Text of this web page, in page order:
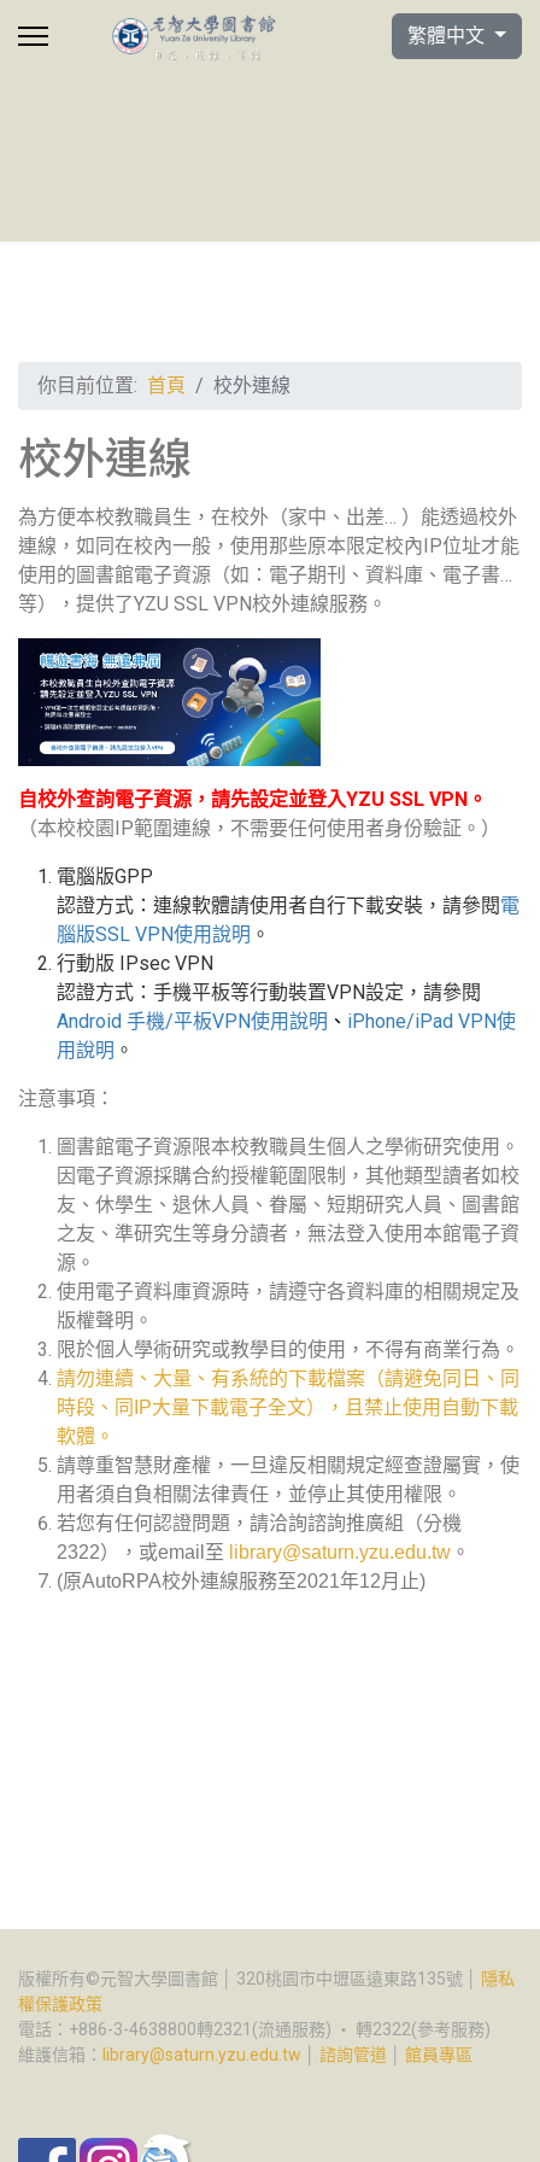
選擇你的語言
繁體中文
你目前位置: 首頁 校外連線
校外連線
為方便本校教職員生，在校外（家中、出差… ）能透過校外
連線，如同在校內一般，使用那些原本限定校內IP位址才能
使用的圖書館電子資源（如：電子期刊、資料庫、電子書…
等），提供了YZU SSL VPN校外連線服務。
自校外查詢電子資源，請先設定並登入YZU SSL VPN。
（本校校園IP範圍連線，不需要任何使用者身份驗証。）
電腦版GPP
認證方式：連線軟體請使用者自行下載安裝，請參閱電
腦版SSL VPN使用說明 。
行動版
IPsec VPN
認證方式：手機平板等行動裝置VPN設定 ，請參閱
Android 手機/平板VPN使用說明 、 iPhone/iPad VPN使
用說明 。
注意事項：
圖書館電子資源限本校教職員生個人之學術研究使用。
因電子資源採購合約授權範圍限制，其他類型讀者如校
友、休學生、退休人員、眷屬、短期研究人員、圖書館
之友、準研究生等身分讀者，無法登入使用本館電子資
源。
使用電子資料庫資源時，請遵守各資料庫的相關規定及
版權聲明。
限於個人學術研究或教學目的使用，不得有商業行為。
請勿連續、大量、有系統的下載檔案（請避免同日、同
時段、同IP大量下載電子全文），且禁止使用自動下載
軟體。
請尊重智慧財產權，一旦違反相關規定經查證屬實，使
用者須自負相關法律責任，並停止其使用權限。
若您有任何認證問題，請洽詢諮詢推廣組（分機
2322），或email至 library@saturn.yzu.edu.tw 。
(原AutoRPA校外連線服務至2021年12月止)
版權所有©元智大學圖書館 │ 320桃園市中壢區遠東路135號 │
隱私
權保護政策
電話：+886-3-4638800轉2321(流通服務) ‧ 轉2322(參考服務)
維護信箱： library@saturn.yzu.edu.tw 諮詢管道 館員專區